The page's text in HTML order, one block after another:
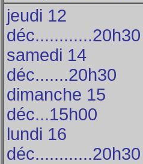
jeudi 12
déc............20h30
samedi 14
déc.......20h30
dimanche 15
déc...15h00
lundi 16
déc............20h30